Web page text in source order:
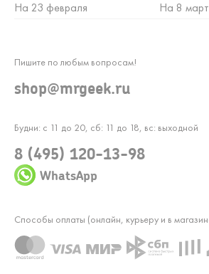
На 23 февраля
На 8
Будни: с 11 до 20, сб: 11 до 18, вс: выходной
8 (495) 120-13-98
WhatsApp
Пишите по любым вопросам!
shop@mrgeek.ru
Способы оплаты (онлайн, курьеру и в